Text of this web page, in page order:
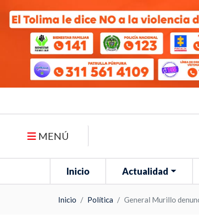
MENÚ
Inicio Actualidad
Inicio Política General Murillo